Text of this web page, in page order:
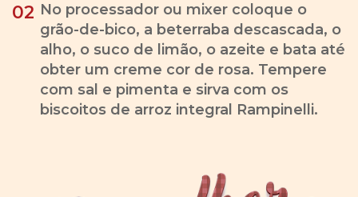
02 No processador ou mixer coloque o
grão-de-bico, a beterraba descascada, o
alho, o suco de limão, o azeite e bata até
obter um creme cor de rosa. Tempere
com sal e pimenta e sirva com os
biscoitos de arroz integral Rampinelli.